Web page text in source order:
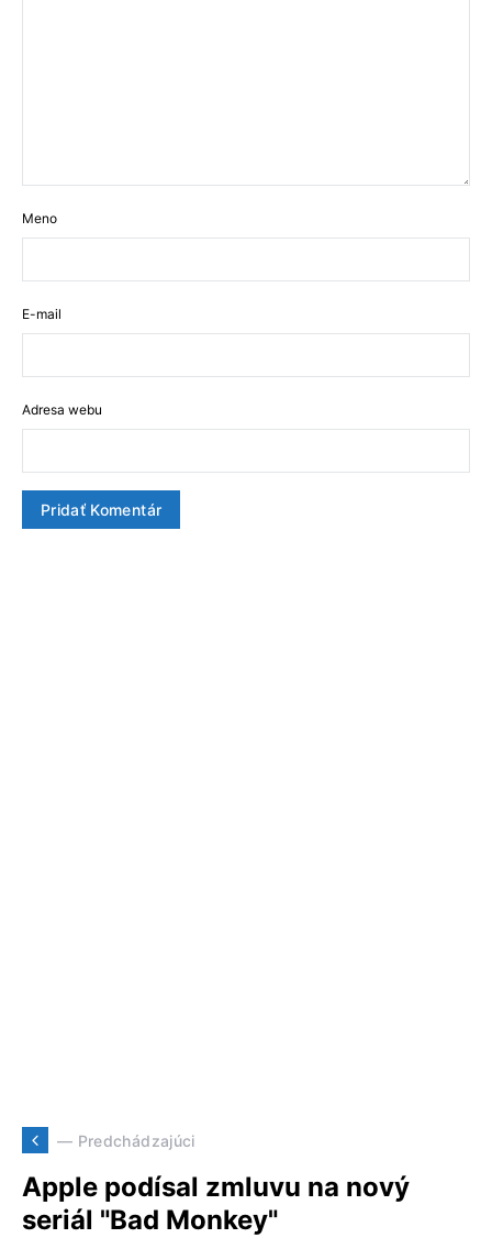
Meno
E-mail
Adresa webu
— Predchádzajúci
Apple podísal zmluvu na nový
seriál "Bad Monkey"